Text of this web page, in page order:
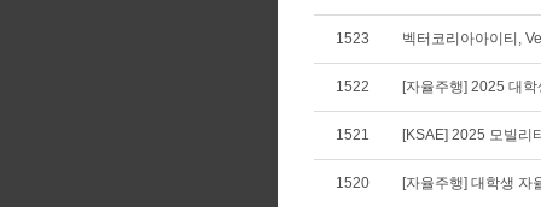
1523 벡터코리아아이티,
1522 [자율주행] 2025 대
1521 [KSAE] 2025 모빌리
1520 [자율주행] 대학생 자